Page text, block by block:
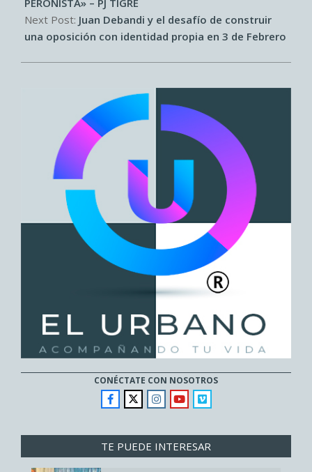
PERONISTA» – PJ TIGRE
Next Post: Juan Debandi y el desafío de construir
una oposición con identidad propia en 3 de Febrero
CONÉCTATE CON NOSOTROS
TE PUEDE INTERESAR